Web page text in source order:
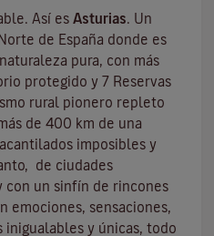
Así es Asturias. Un
de España donde es
pura, con más
protegido y 7 Reservas
rural pionero repleto
de 400 km de una
imposibles y
de ciudades
con un sinfín de rincones
emociones, sensaciones,
inigualables y únicas, todo